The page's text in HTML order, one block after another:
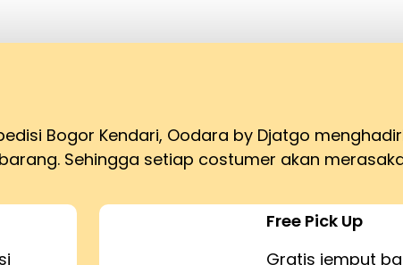
Bogor Kendari, Oodara by Djatgo
Sehingga setiap costumer akan
Free Pick Up
Gratis jemput